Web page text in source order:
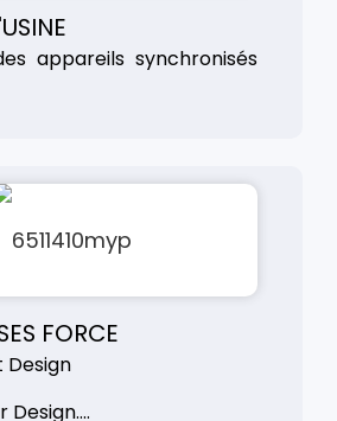
appareils synchronisés
FORCE
Design
Design....